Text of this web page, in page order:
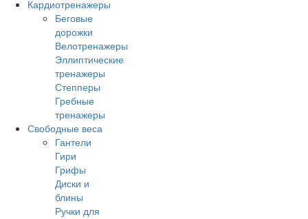
Кардиотренажеры
Беговые
дорожки
Велотренажеры
Эллиптические
тренажеры
Степперы
Гребные
тренажеры
Свободные веса
Гантели
Гири
Грифы
Диски и
блины
Ручки для